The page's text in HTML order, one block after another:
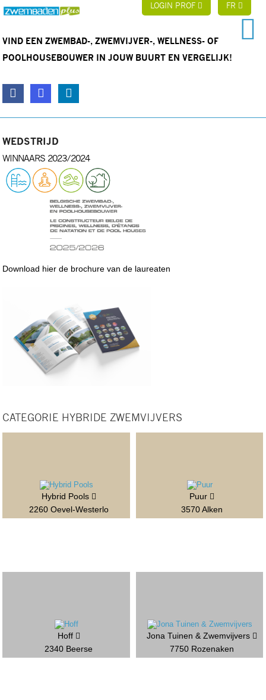
LOGIN PROF FR
VIND EEN ZWEMBAD-, ZWEMVIJVER-, WELLNESS- OF
POOLHOUSEBOUWER IN JOUW BUURT EN VERGELIJK!
WEDSTRIJD
WINNAARS 2023/2024
Download hier de brochure van de laureaten
CATEGORIE HYBRIDE ZWEMVIJVERS
Hybrid Pools
2260 Oevel-Westerlo
Puur
3570 Alken
Hoff
2340 Beerse
Jona Tuinen & Zwemvijvers
7750 Rozenaken